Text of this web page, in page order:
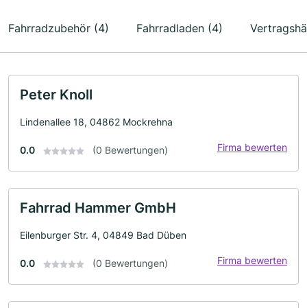
Fahrradzubehör (4) Fahrradladen (4)
Peter Knoll
Lindenallee 18, 04862 Mockrehna
0.0 (0 Bewertungen) Firma bewerten
Fahrrad Hammer GmbH
Eilenburger Str. 4, 04849 Bad Düben
0.0 (0 Bewertungen) Firma bewerten